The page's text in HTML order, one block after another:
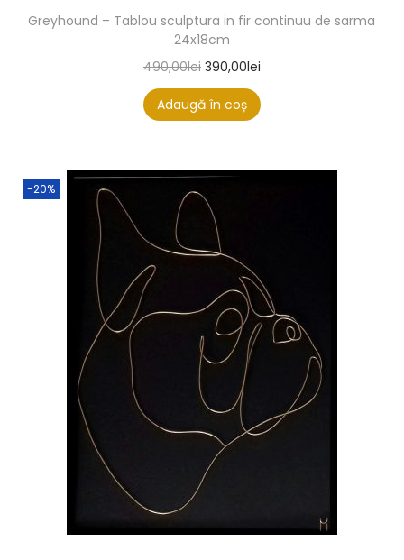
Greyhound – Tablou sculptura in fir continuu de sarma
24x18cm
490,00lei 390,00lei
Adaugă în coș
-20%